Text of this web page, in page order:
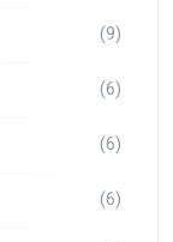
(9)
(6)
(6)
(6)